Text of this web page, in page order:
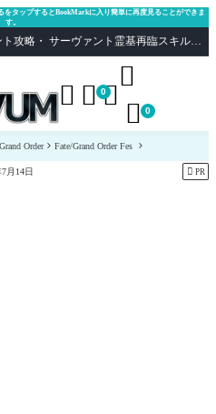
をタップするとBookMarkに入り簡単に再度見ることができま
す。
FGOまとめニュース速報・最新イベント攻略・ サーヴァント霊基再臨スキル性能評価まとめ Fate/Grand Order
  0

 0
Order Fate/Grand Order Fes
月14日  PR